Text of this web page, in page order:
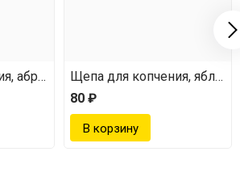
абрикосовая, 400 гЩепа для копчения,
80 ₽